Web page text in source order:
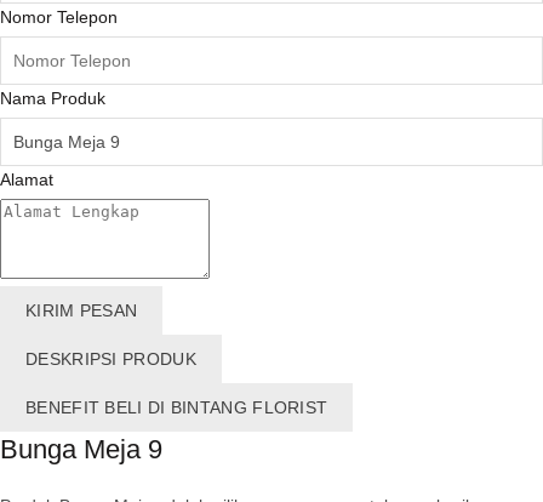
Nomor Telepon
Nama Produk
Alamat
KIRIM PESAN
DESKRIPSI PRODUK
BENEFIT BELI DI BINTANG FLORIST
Bunga Meja 9